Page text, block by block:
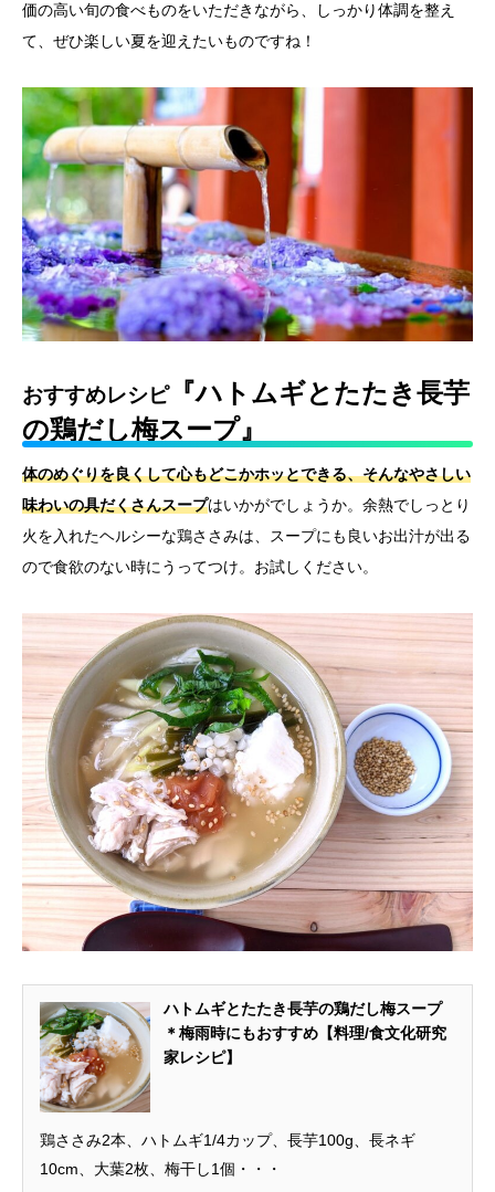
価の高い旬の食べものをいただきながら、しっかり体調を整え
て、ぜひ楽しい夏を迎えたいものですね！
おすすめレシピ『ハトムギとたたき長芋
の鶏だし梅スープ』
体のめぐりを良くして心もどこかホッとできる、そんなやさしい
味わいの具だくさんスープはいかがでしょうか。余熱でしっとり
火を入れたヘルシーな鶏ささみは、スープにも良いお出汁が出る
ので食欲のない時にうってつけ。お試しください。
ハトムギとたたき長芋の鶏だし梅スープ
＊梅雨時にもおすすめ【料理/食文化研究
家レシピ】
鶏ささみ2本、ハトムギ1/4カップ、長芋100g、長ネギ
10cm、大葉2枚、梅干し1個・・・